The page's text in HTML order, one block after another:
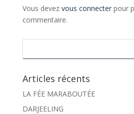
Vous devez vous connecterpour
commentaire.
Articles récents
LA FÉE MARABOUTÉE
DARJEELING